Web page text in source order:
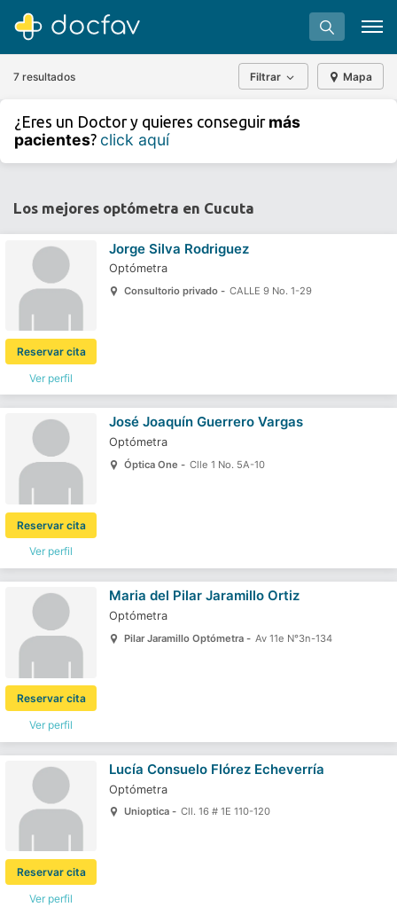
Buscar
¿Eres un doctor?
7 resultados Filtrar Mapa
¿Eres un Doctor y quieres conseguir más
pacientes? click aquí
Los mejores optómetra en Cucuta
Ver perfil
Reservar cita
Jorge Silva Rodriguez
Optómetra
Consultorio privado - CALLE 9 No. 1-29
Ver perfil
Reservar cita
José Joaquín Guerrero Vargas
Optómetra
Óptica One - Clle 1 No. 5A-10
Ver perfil
Reservar cita
Maria del Pilar Jaramillo Ortiz
Optómetra
Pilar Jaramillo Optómetra - Av 11e N°3n-134
Ver perfil
Reservar cita
Lucía Consuelo Flórez Echeverría
Optómetra
Unioptica - Cll. 16 # 1E 110-120
⇧
©
contributors.